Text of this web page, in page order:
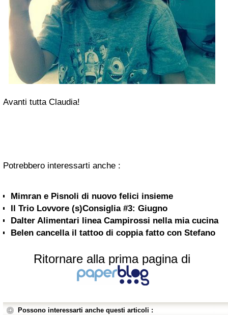
Avanti tutta Claudia!
Potrebbero interessarti anche :
Mimran e Pisnoli di nuovo felici insieme
Il Trio Lovvore (s)Consiglia #3: Giugno
Dalter Alimentari linea Campirossi nella mia cucina
Belen cancella il tattoo di coppia fatto con Stefano
Ritornare alla prima pagina di
Possono interessarti anche questi articoli :